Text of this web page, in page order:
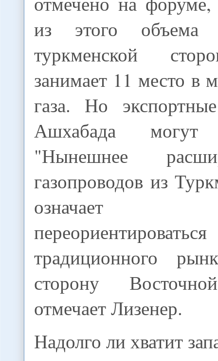
из этого
туркменской
занимает 11 место в
газа. Но
Ашхабада могут
"Нынешнее
газопроводов из
означает
традиционного
сторону
отмечает Лизенер.
Надолго ли хватит